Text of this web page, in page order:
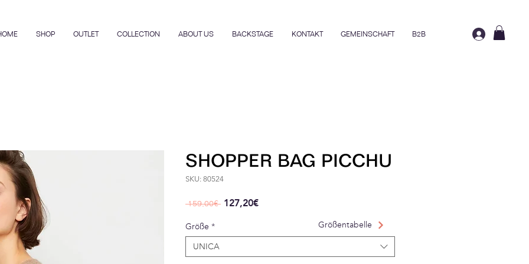
SHOP OUTLET COLLECTION ABOUT US BACKSTAGE KONTAKT GEMEINSCHAFT B2B
SHOPPER BAG PICCHU
SKU: 80524
159,00€ Regular Price
127,20€Sale Price
Größe *
UNICA
Größentabelle